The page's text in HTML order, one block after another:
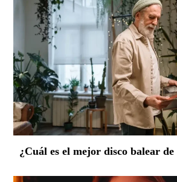
¿Cuál es el mejor disco balear de